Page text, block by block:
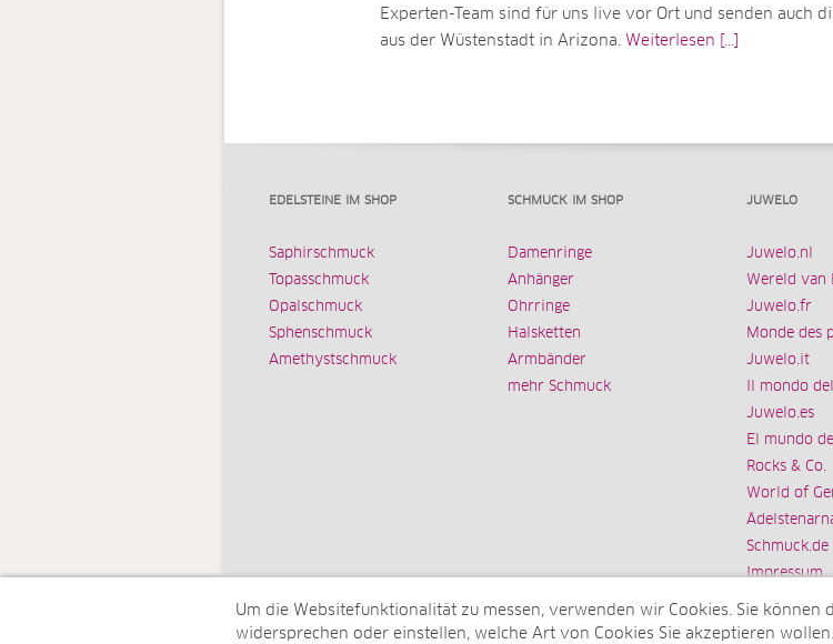
Experten-Team sind für uns live vor Ort und senden auch
aus der Wüstenstadt in Arizona. Weiterlesen [...]
EDELSTEINE IM SHOP
Saphirschmuck
Topasschmuck
Opalschmuck
Sphenschmuck
Amethystschmuck
SCHMUCK IM SHOP
Damenringe
Anhänger
Ohrringe
Halsketten
Armbänder
mehr Schmuck
JUWELO
Juwelo.nl
Wereld van
Juwelo.fr
Monde des
Juwelo.it
Il mondo
Juwelo.es
El mundo
Rocks & Co.
World of
Schmuck.de
Impressum
Um die Websitefunktionalität zu messen, verwenden wir Cookies. Sie können
widersprechen oder einstellen, welche Art von Cookies Sie akzeptieren